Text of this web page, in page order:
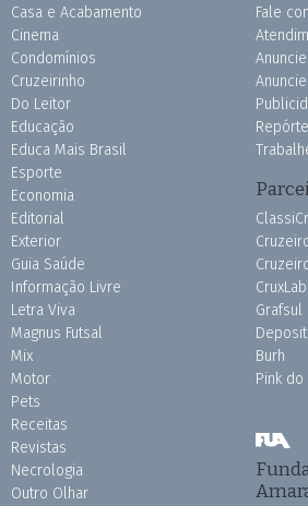
Casa e Acabamento
Cinema
Condomínios
Cruzeirinho
Do Leitor
Educação
Educa Mais Brasil
Esporte
Economia
Editorial
Exterior
Guia Saúde
Informação Livre
Letra Viva
Magnus Futsal
Mix
Motor
Pets
Receitas
Revistas
Necrologia
Outro Olhar
Fale
CruxLab
Grafsul
Burh
Pink do